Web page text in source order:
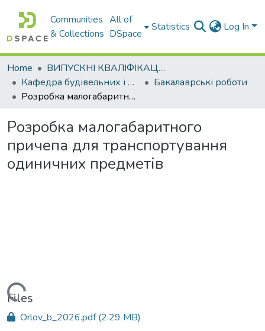
Communities
& Collections
All of
DSpace
Statistics Log In
Home
ВИПУСКНІ КВАЛІФІКАЦІЙНІ РОБОТИ
Кафедра будівельних і дорожніх машин
Бакалаврські роботи
Розробка малогабаритного причепа для транспортування одиничних предметів
Розробка малогабаритного
причепа для транспортування
одиничних предметів
Loading...
Files
Orlov_b_2026.pdf(2.29 MB)